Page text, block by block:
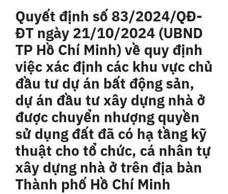
Chia Sẻ Chuyên Môn
Tin tức
Liên Hệ
Quyết định số 83/2024/QĐ-
ĐT ngày 21/10/2024 (UBND
TP Hồ Chí Minh) về quy định
việc xác định các khu vực chủ
đầu tư dự án bất động sản,
dự án đầu tư xây dựng nhà ở
được chuyển nhượng quyền
sử dụng đất đã có hạ tầng kỹ
thuật cho tổ chức, cá nhân tự
xây dựng nhà ở trên địa bàn
Thành phố Hồ Chí Minh